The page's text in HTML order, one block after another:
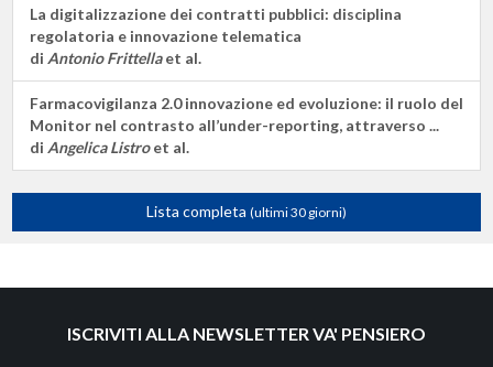
La digitalizzazione dei contratti pubblici: disciplina
regolatoria e innovazione telematica
di Antonio Frittellaet al.
Farmacovigilanza 2.0 innovazione ed evoluzione: il ruolo del
Monitor nel contrasto all’under-reporting, attraverso ...
di Angelica Listroet al.
Lista completa (ultimi 30 giorni)
ISCRIVITI ALLA NEWSLETTER VA' PENSIERO